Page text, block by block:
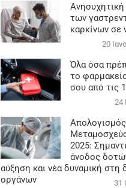
των
καρκίνων σε
20
Όλα όσα
το
σου από τις
24
Απολογισμός
2025:
άνοδος
αύξηση και νέα δυναμική στη
οργάνων
31